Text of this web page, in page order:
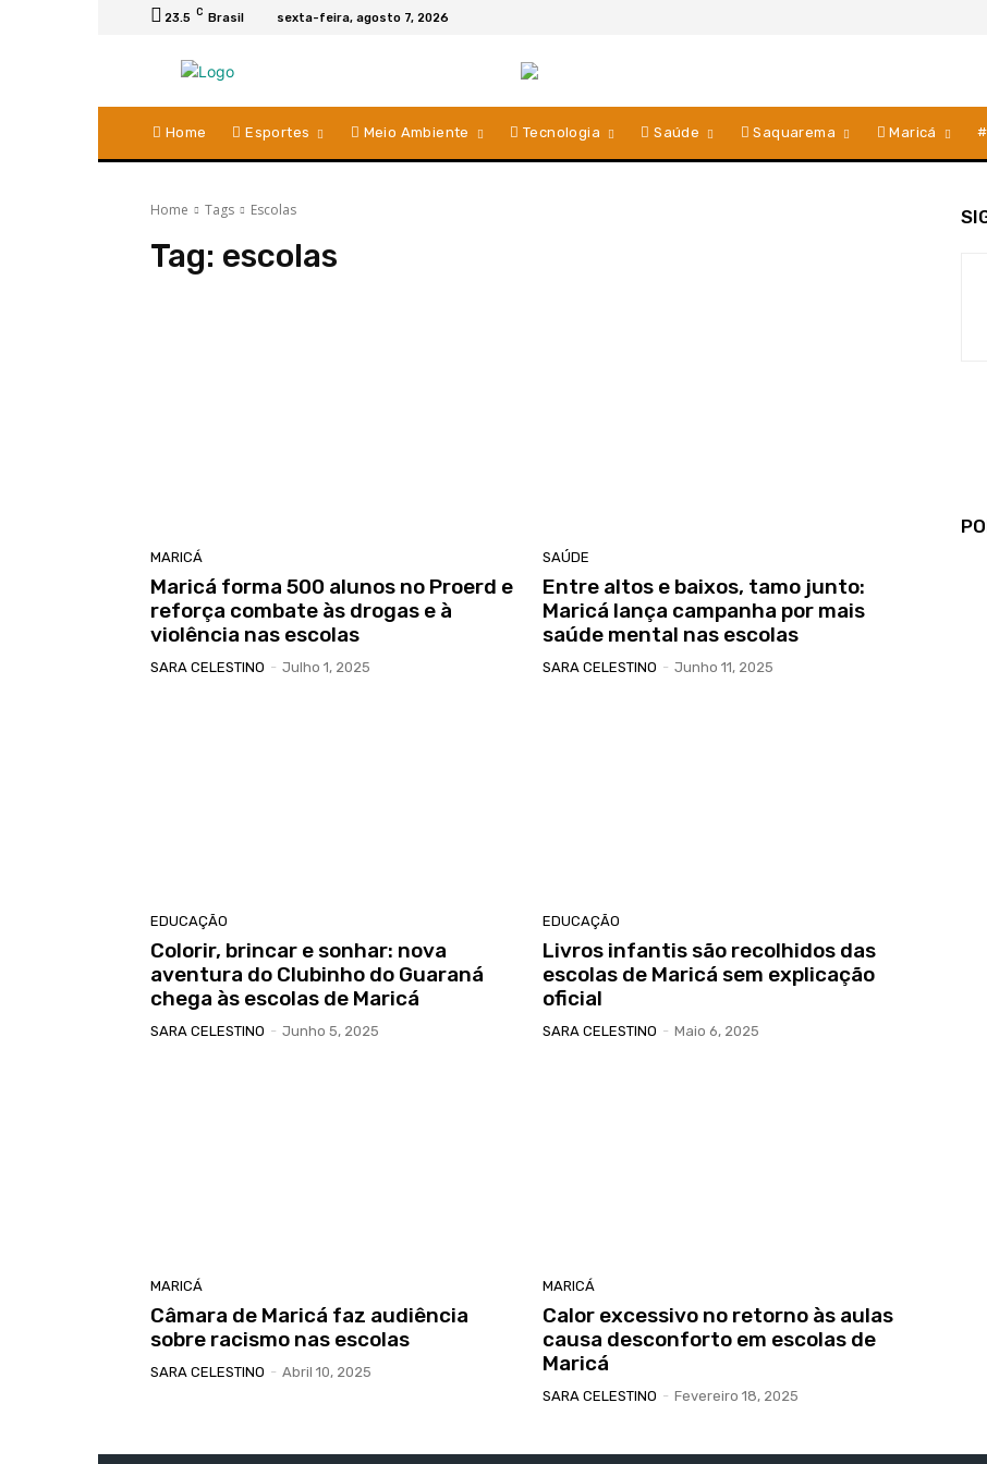
23.5 C Brasil sexta-feira, agosto 7, 2026
Home Esportes Meio Ambiente Tecnologia Saúde Saquarema Maricá
Home Tags Escolas
Tag: escolas
MARICÁ
Maricá forma 500 alunos no Proerd e
reforça combate às drogas e à
violência nas escolas
SARA CELESTINO - Julho 1, 2025
SAÚDE
Entre altos e baixos, tamo junto:
Maricá lança campanha por mais
saúde mental nas escolas
SARA CELESTINO - Junho 11, 2025
EDUCAÇÃO
Colorir, brincar e sonhar: nova
aventura do Clubinho do Guaraná
chega às escolas de Maricá
SARA CELESTINO - Junho 5, 2025
EDUCAÇÃO
Livros infantis são recolhidos das
escolas de Maricá sem explicação
oficial
SARA CELESTINO - Maio 6, 2025
MARICÁ
Câmara de Maricá faz audiência
sobre racismo nas escolas
SARA CELESTINO - Abril 10, 2025
MARICÁ
Calor excessivo no retorno às aulas
causa desconforto em escolas de
Maricá
SARA CELESTINO - Fevereiro 18, 2025